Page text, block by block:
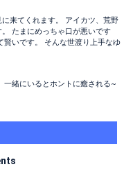
来てくれます。 アイカツ、荒野
たまにめっちゃ口が悪いです
賢いです。 そんな世渡り上手なゆ
一緒にいるとホントに癒される~